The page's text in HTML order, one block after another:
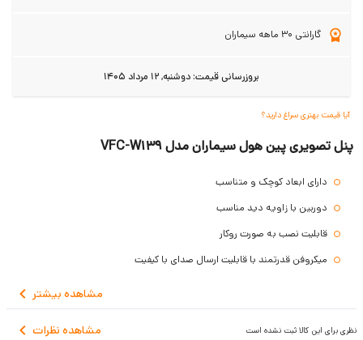
گارانتی 30 ماهه سیماران
بروزرسانی قیمت: دوشنبه, 12 مرداد 1405
آیا قیمت بهتری سراغ دارید؟
پنل تصویری پین هول سیماران مدل VFC-W139
دارای ابعاد کوچک و متناسب
دوربین با زاویه دید مناسب
قابلیت نصب به صورت روکار
میکروفن قدرتمند با قابلیت ارسال صدای با کیفیت
مشاهده بیشتر
مشاهده نظرات نظری برای این کالا ثبت نشده است